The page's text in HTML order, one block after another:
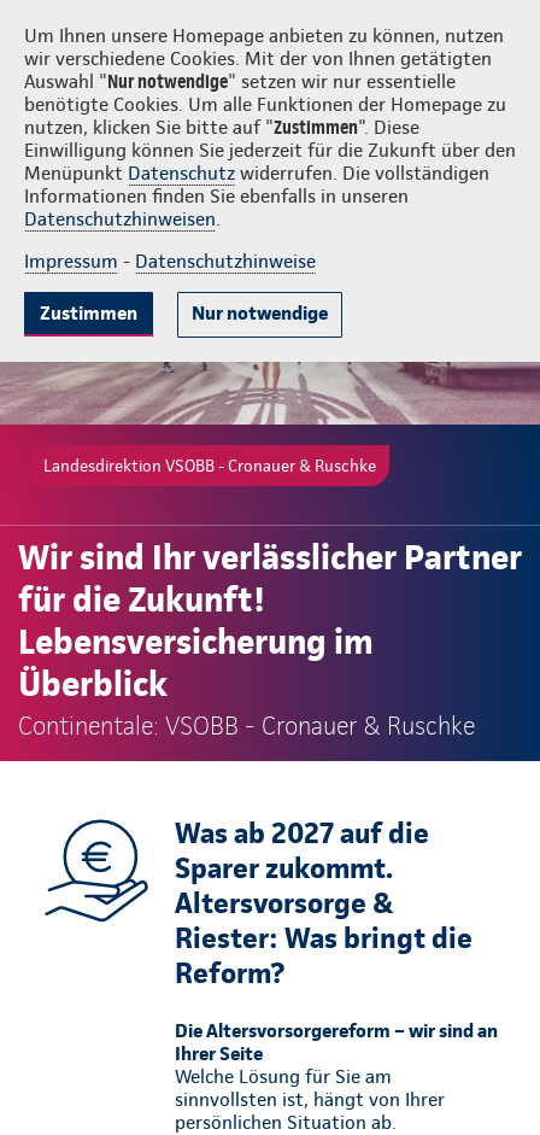
Um Ihnen unsere Homepage anbieten zu können, nutzen
wir verschiedene Cookies. Mit der von Ihnen getätigten
Auswahl "Nur notwendige" setzen wir nur essentielle
benötigte Cookies. Um alle Funktionen der Homepage zu
nutzen, klicken Sie bitte auf "Zustimmen". Diese
Einwilligung können Sie jederzeit für die Zukunft über den
Menüpunkt Datenschutz widerrufen. Die vollständigen
Informationen finden Sie ebenfalls in unseren
Datenschutzhinweisen.
Impressum - Datenschutzhinweise
Zustimmen Nur notwendige
VSOBB - Cronauer & Ruschke Login
Beliebte Produkte Weitere Angebote Beratung & Angebot
Landesdirektion VSOBB - Cronauer & Ruschke
Wir sind Ihr verlässlicher Partner
für die Zukunft!
Lebensversicherung im
Überblick
Continentale: VSOBB - Cronauer & Ruschke
Was ab 2027 auf die
Sparer zukommt.
Altersvorsorge &
Riester: Was bringt die
Reform?
Die Altersvorsorgereform – wir sind an
Ihrer Seite
Welche Lösung für Sie am
sinnvollsten ist, hängt von Ihrer
persönlichen Situation ab.